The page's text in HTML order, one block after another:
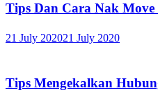
Tips Dan Cara Nak Move
21 July 202021 July 2020
Tips Mengekalkan